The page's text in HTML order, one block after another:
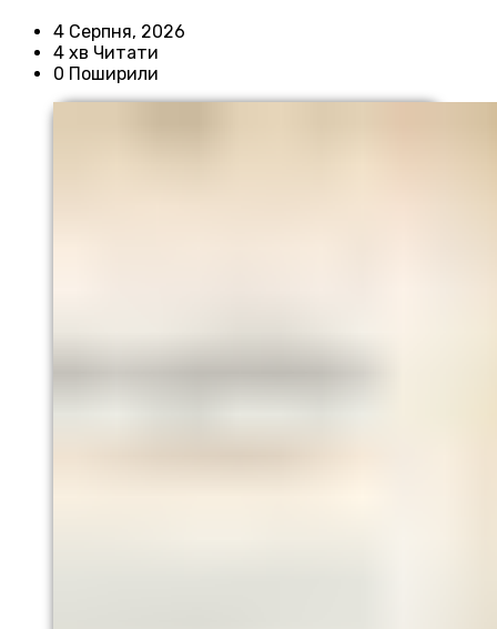
4 Серпня, 2026
4 хв Читати
0 Поширили